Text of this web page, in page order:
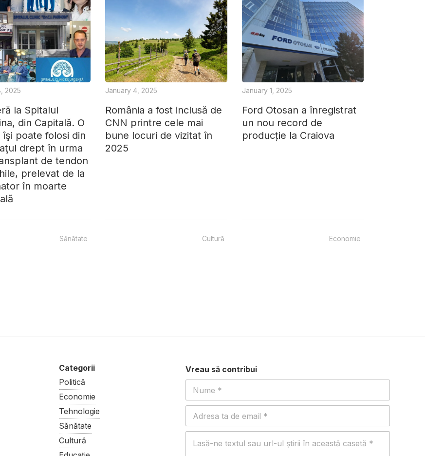
la Spitalul
din Capitală. O
îşi poate folosi din
drept în urma
de tendon
prelevat de la
în moarte
2025
Sănătate
România a fost inclusă de
CNN printre cele mai
bune locuri de vizitat în
2025
January 4, 2025
Cultură
Ford Otosan a înregistrat
un nou record de
producție la Craiova
January 1, 2025
Economie
Politică
Economie
Tehnologie
Sănătate
Cultură